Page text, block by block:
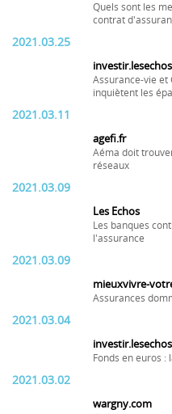
Quels sont les
contrat
2021.03.25
Assurance-vie et
inquiètent les
2021.03.11
agefi.fr
Aéma doit
réseaux
2021.03.09
Les Echos
Les banques
l'assurance
2021.03.09
mieuxvivre-
Assurances
2021.03.04
Fonds en euros :
2021.03.02
wargny.com